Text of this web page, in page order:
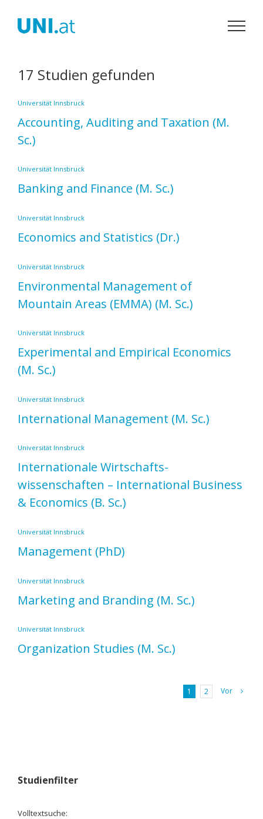
Inhalt
springen
17 Studien gefunden
Universität Innsbruck
Accounting, Auditing and Taxation (M.
Sc.)
Universität Innsbruck
Banking and Finance (M. Sc.)
Universität Innsbruck
Economics and Statistics (Dr.)
Universität Innsbruck
Environmental Management of
Mountain Areas (EMMA) (M. Sc.)
Universität Innsbruck
Experimental and Empirical Economics
(M. Sc.)
Universität Innsbruck
International Management (M. Sc.)
Universität Innsbruck
Internationale Wirtschafts­
wissenschaften – International Business
& Economics (B. Sc.)
Universität Innsbruck
Management (PhD)
Universität Innsbruck
Marketing and Branding (M. Sc.)
Universität Innsbruck
Organization Studies (M. Sc.)
1 2 Vor
Studienfilter
Volltextsuche: